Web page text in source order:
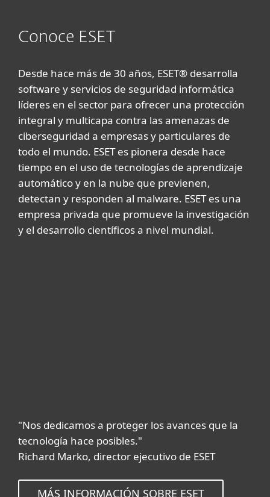
Conoce ESET
Desde hace más de 30 años, ESET® desarrolla
software y servicios de seguridad informática
líderes en el sector para ofrecer una protección
integral y multicapa contra las amenazas de
ciberseguridad a empresas y particulares de
todo el mundo. ESET es pionera desde hace
tiempo en el uso de tecnologías de aprendizaje
automático y en la nube que previenen,
detectan y responden al malware. ESET es una
empresa privada que promueve la investigación
y el desarrollo científicos a nivel mundial.
"Nos dedicamos a proteger los avances que la
tecnología hace posibles."
Richard Marko, director ejecutivo de ESET
MÁS INFORMACIÓN SOBRE ESET